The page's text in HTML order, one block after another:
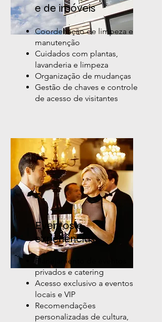
e de imóveis
Coordenação de limpeza e
manutenção
Cuidados com plantas,
lavanderia e limpeza
Organização de mudanças
Gestão de chaves e controle
de acesso de visitantes
Eventos e
experiências
Planejamento de eventos
privados e catering
Acesso exclusivo a eventos
locais e VIP
Recomendações
personalizadas de cultura,